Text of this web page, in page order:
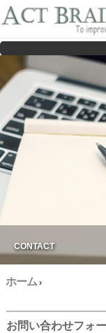
Drupalサイトの制作・保守
CONTACT
ホーム ›
お問い合わせフォ